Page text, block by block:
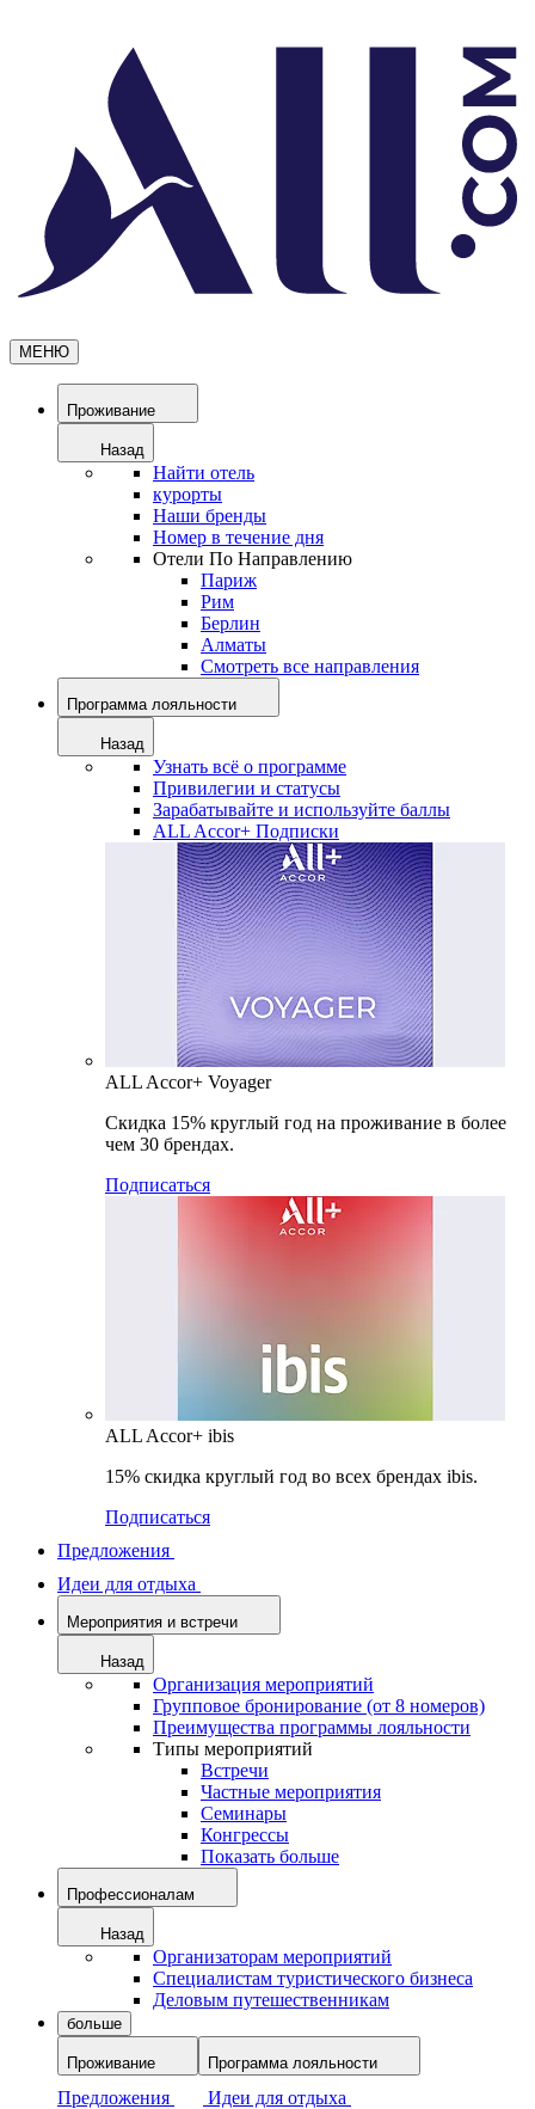
МЕНЮ
Проживание
Назад
Найти отель
курорты
Наши бренды
Номер в течение дня
Отели По Направлению
Париж
Рим
Берлин
Алматы
Смотреть все направления
Программа лояльности
Назад
Узнать всё о программе
Привилегии и статусы
Зарабатывайте и используйте баллы
ALL Accor+ Подписки
ALL Accor+ Voyager
Скидка 15% круглый год на проживание в более
чем 30 брендах.
Подписаться
ALL Accor+ ibis
15% скидка круглый год во всех брендах ibis.
Подписаться
Предложения
Идеи для отдыха
Мероприятия и встречи
Назад
Организация мероприятий
Групповое бронирование (от 8 номеров)
Преимущества программы лояльности
Типы мероприятий
Встречи
Частные мероприятия
Семинары
Конгрессы
Показать больше
Профессионалам
Назад
Организаторам мероприятий
Специалистам туристического бизнеса
Деловым путешественникам
больше
Проживание Программа лояльности
Предложения Идеи для отдыха